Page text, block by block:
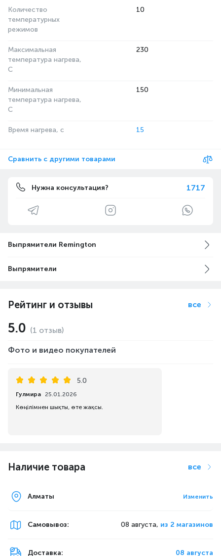
Количество
температурных
режимов
10
Максимальная
температура нагрева,
С
230
Минимальная
температура нагрева,
С
150
Время нагрева, с 15
Сравнить с другими товарами
Нужна консультация? 1717
Выпрямители Remington
Выпрямители
Рейтинг и отзывы все
5.0 (1 отзыв)
Фото и видео покупателей
5.0
Гулмира 25.01.2026
Көңілімнен шықты, өте жақсы.
Наличие товара все
Алматы Изменить
Самовывоз: 08 августа, из 2 магазинов
Доставка: 08 августа